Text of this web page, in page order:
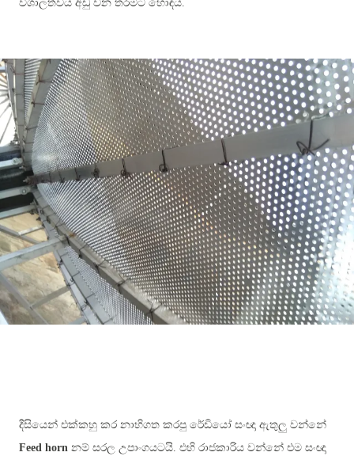
විශාලත්වය අඩු වන තරමට හොඳය.
දීසියෙන් එක්කහු කර නාභිගත කරපු රේඩියෝ සංඥා ඇතුලු වන්නේ
Feed horn නම් සරල උපාංගයටයි. එහි රාජකාරිය වන්නේ එම සංඥා